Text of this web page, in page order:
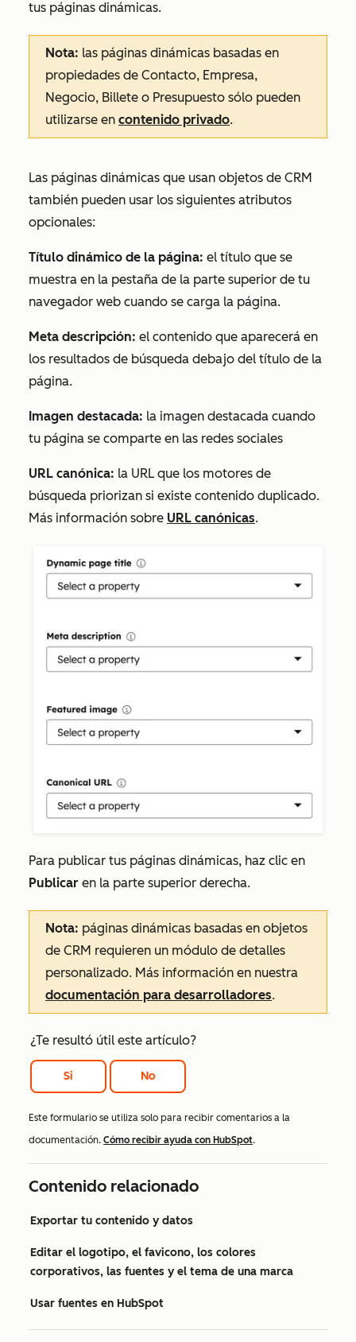
tus páginas dinámicas.
Nota: las páginas dinámicas basadas en
propiedades de Contacto, Empresa,
Negocio, Billete o Presupuesto sólo pueden
utilizarse en contenido privado.
Las páginas dinámicas que usan objetos de CRM
también pueden usar los siguientes atributos
opcionales:
Título dinámico de la página: el título que se
muestra en la pestaña de la parte superior de tu
navegador web cuando se carga la página.
Meta descripción: el contenido que aparecerá en
los resultados de búsqueda debajo del título de la
página.
Imagen destacada: la imagen destacada cuando
tu página se comparte en las redes sociales
URL canónica: la URL que los motores de
búsqueda priorizan si existe contenido duplicado.
Más información sobre URL canónicas.
Para publicar tus páginas dinámicas, haz clic en
Publicar en la parte superior derecha.
Nota: páginas dinámicas basadas en objetos
de CRM requieren un módulo de detalles
personalizado. Más información en nuestra
documentación para desarrolladores.
¿Te resultó útil este artículo?
Si No
Este formulario se utiliza solo para recibir comentarios a la
documentación. Cómo recibir ayuda con HubSpot.
Contenido relacionado
Exportar tu contenido y datos
Editar el logotipo, el favicono, los colores
corporativos, las fuentes y el tema de una marca
Usar fuentes en HubSpot